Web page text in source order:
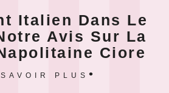
Italien Dans Le
Avis Sur La
Ciore
PLUS